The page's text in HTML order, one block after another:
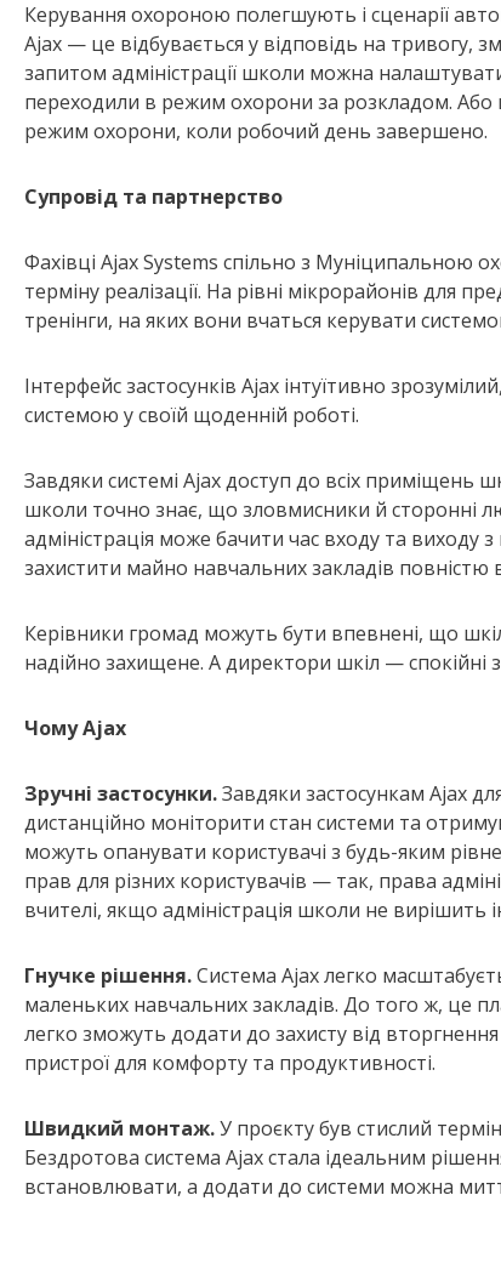
Керування охороною полегшують і сценарії
Ajax — це відбувається у відповідь на тривогу,
запитом адміністрації школи можна
переходили в режим охорони за розкладом. Або
режим охорони, коли робочий день завершено.
Супровід та партнерство
Фахівці Ajax Systems спільно з Муніципальною
терміну реалізації. На рівні мікрорайонів для
тренінги, на яких вони вчаться керувати
Інтерфейс застосунків Ajax інтуїтивно
системою у своїй щоденній роботі.
Завдяки системі Ajax доступ до всіх приміщень
школи точно знає, що зловмисники й сторонні
адміністрація може бачити час входу та виходу
захистити майно навчальних закладів повністю
Керівники громад можуть бути впевнені, що
надійно захищене. А директори шкіл — спокійні
Чому Ajax
Зручні застосунки.Завдяки застосункам Ajax
дистанційно моніторити стан системи та
можуть опанувати користувачі з будь-яким
прав для різних користувачів — так, права
вчителі, якщо адміністрація школи не вирішить
Гнучке рішення.Система Ajax легко
маленьких навчальних закладів. До того ж, це
легко зможуть додати до захисту від
пристрої для комфорту та продуктивності.
Швидкий монтаж.У проєкту був стислий
Бездротова система Ajax стала ідеальним
встановлювати, а додати до системи можна